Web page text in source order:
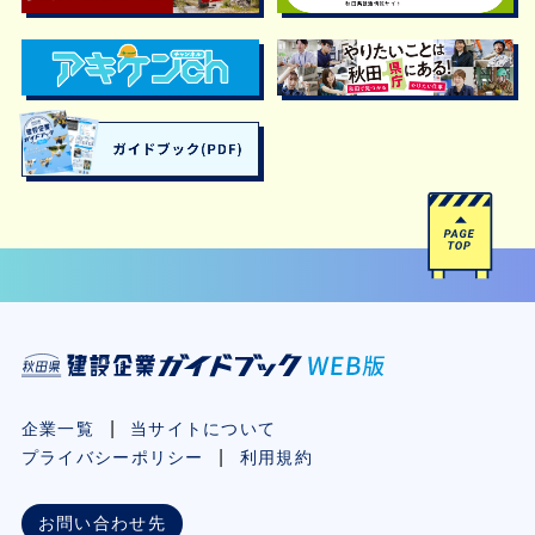
企業一覧
当サイトについて
プライバシーポリシー
利用規約
お問い合わせ先